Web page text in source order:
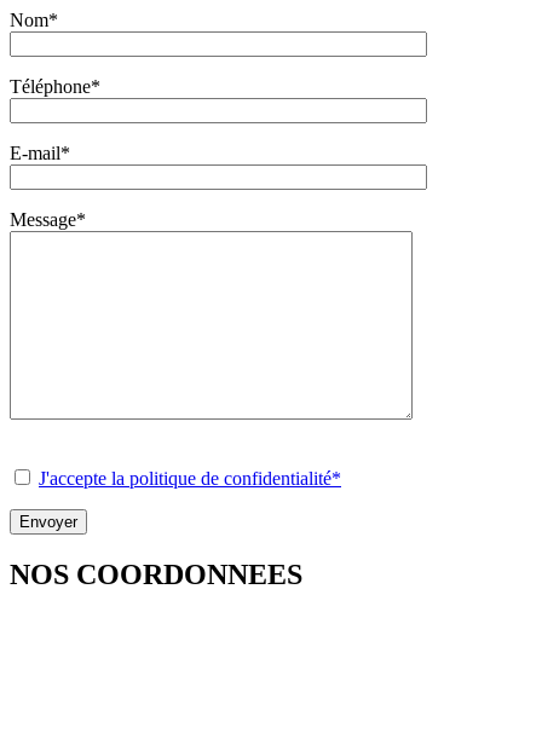
Nom*
Téléphone*
E-mail*
Message*
J'accepte la politique de confidentialité*
NOS COORDONNEES